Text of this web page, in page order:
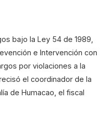
bajo la Ley 54 de 1989,
e Intervención con
por violaciones a la
el coordinador de la
de Humacao, el fiscal